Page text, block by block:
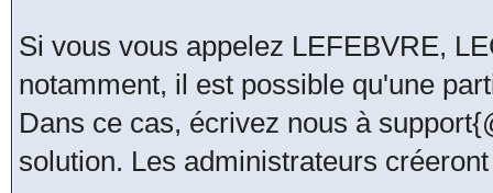
Si vous vous appelez LEFEBVRE,
notamment, il est possible qu'une
Dans ce cas, écrivez nous à
solution. Les administrateurs